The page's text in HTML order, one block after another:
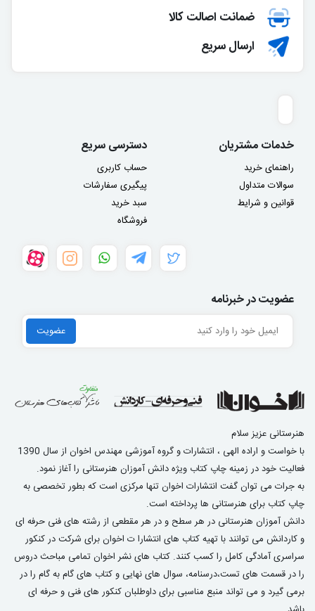
ضمانت اصالت کالا
ارسال سریع
خدمات مشتریان
راهنمای خرید
سوالات متداول
قوانین و شرایط
دسترسی سریع
حساب کاربری
پیگیری سفارشات
سبد خرید
فروشگاه
عضویت در خبرنامه
هنرستانی عزیز سلام
با خواست و اراده الهی ، انتشارات و گروه آموزشی مهندس اخوان از سال 1390
فعالیت خود در زمینه چاپ کتاب ویژه دانش آموزان هنرستانی را آغاز نمود.
به جرات می توان گفت انتشارات اخوان تنها مرکزی است که بطور تخصصی به
چاپ کتاب برای هنرستانی ها پرداخته است.
دانش آموزان هنرستانی در هر سطح و در هر مقطعی از رشته های فنی حرفه ای
و کاردانش می توانند با تهیه کتاب های انتشارا ت اخوان برای شرکت در کنکور
سراسری آمادگی کامل را کسب کنند. کتاب های نشر اخوان تمامی مباحث دروس
را در قسمت های تست،درسنامه، سوال های نهایی و کتاب های گام به گام را در
برمی گیرد و می تواند منبع مناسبی برای داوطلبان کنکور های فنی و حرفه ای